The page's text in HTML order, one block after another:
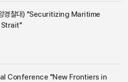
경찰대) "Securitizing Maritime
Conference "New Frontiers in